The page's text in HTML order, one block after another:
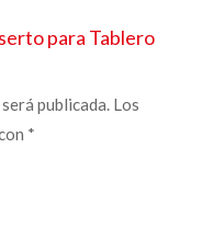
para Tablero
publicada. Los
*